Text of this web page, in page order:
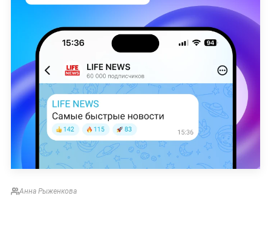
Анна Рыженкова